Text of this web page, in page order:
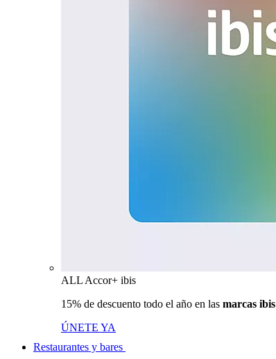
ALL Accor+ ibis
15% de descuento todo el año en las marcas ibis
ÚNETE YA
Restaurantes y bares